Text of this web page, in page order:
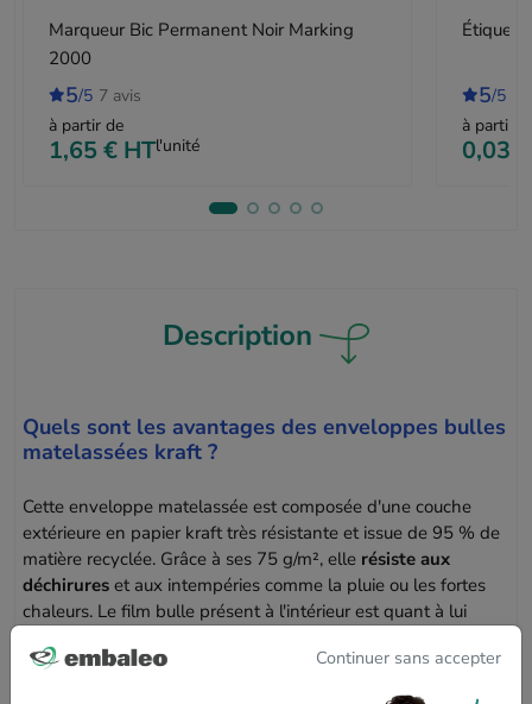
Marqueur Bic Permanent Noir Marking
2000
5/5 7 avis
à partir de
1,65 € HTl'unité
5/5
à partir
0,03 €
Description
Quels sont les avantages des enveloppes bulles
matelassées kraft ?
Cette enveloppe matelassée est composée d'une couche
extérieure en papier kraft très résistante et issue de 95 % de
matière recyclée. Grâce à ses 75 g/m², elle résiste aux
déchirures et aux intempéries comme la pluie ou les fortes
chaleurs. Le film bulle présent à l'intérieur est quant à lui
de 44 µ et ses bulles de 3.2 mm de diamètre, il est
protéger les contenuslégers et
Continuer sans accepter